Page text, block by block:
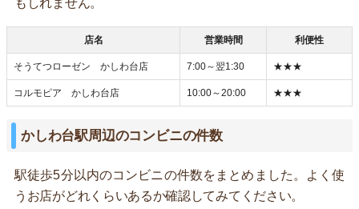
もしれません。
店名 営業時間 利便性
そうてつローゼン かしわ台店 7:00～翌1:30 ★★★
コルモピア かしわ台店 10:00～20:00 ★★★
かしわ台駅周辺のコンビニの件数
駅徒歩5分以内のコンビニの件数をまとめました。よく使
うお店がどれくらいあるか確認してみてください。